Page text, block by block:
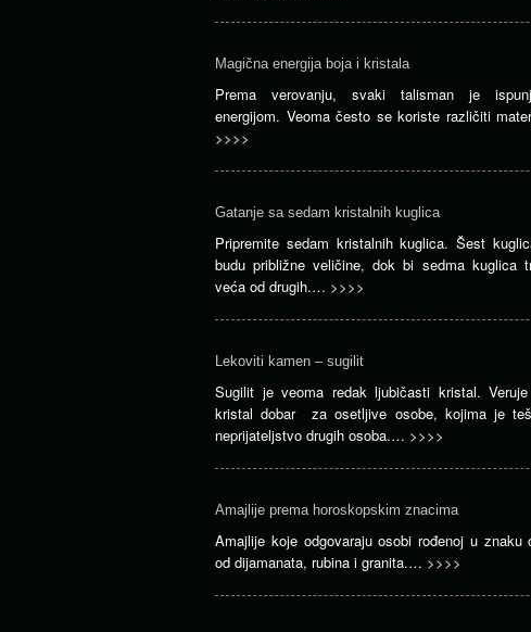
Magična energija boja i kristala
Prema verovanju, svaki talisman je
energijom. Veoma često se koriste različiti
>>>>
Gatanje sa sedam kristalnih kuglica
Pripremite sedam kristalnih kuglica. Šest
budu približne veličine, dok bi sedma kuglica
veća od drugih.… >>>>
Lekoviti kamen – sugilit
Sugilit je veoma redak ljubičasti kristal.
kristal dobar za osetljive osobe, kojima je
neprijateljstvo drugih osoba.… >>>>
Amajlije prema horoskopskim znacima
Amajlije koje odgovaraju osobi rođenoj u znaku
od dijamanata, rubina i granita.… >>>>